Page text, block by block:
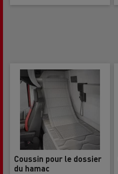
Coussin pour le dossier
du hamac